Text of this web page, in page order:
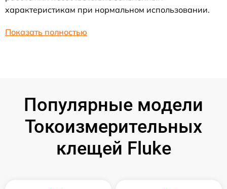
характеристикам при нормальном использовании.
Показать полностью
Популярные модели
Токоизмерительных
клещей Fluke